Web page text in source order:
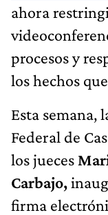
ahora
procesos y
los hechos
Esta semana,
Federal de
los jueces
Carbajo,
firma